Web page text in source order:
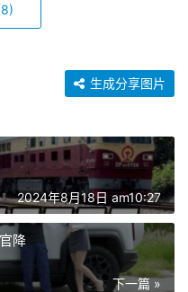
生成分享图片
2024年8月18日 am10:27
降
下一篇 »